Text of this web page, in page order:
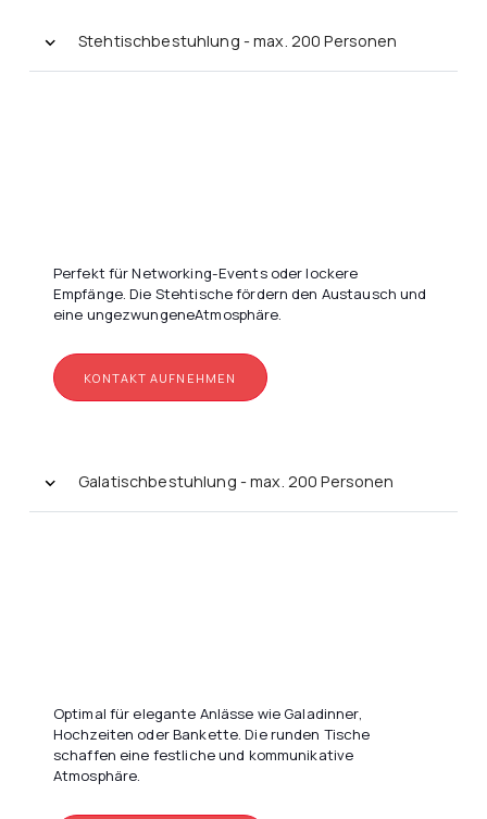
Stehtischbestuhlung - max. 200 Personen
Perfekt für Networking-Events oder lockere
Empfänge. Die Stehtische fördern den Austausch und
eine ungezwungeneAtmosphäre.
KONTAKT AUFNEHMEN
Galatischbestuhlung - max. 200 Personen
Optimal für elegante Anlässe wie Galadinner,
Hochzeiten oder Bankette. Die runden Tische
schaffen eine festliche und kommunikative
Atmosphäre.